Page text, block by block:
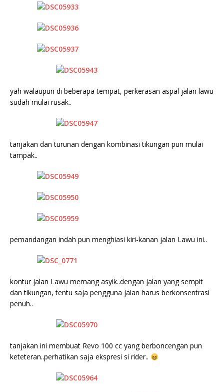
yah walaupun di beberapa tempat, perkerasan aspal jalan lawu
sudah mulai rusak..
tanjakan dan turunan dengan kombinasi tikungan pun mulai
tampak..
pemandangan indah pun menghiasi kiri-kanan jalan Lawu ini..
kontur jalan Lawu memang asyik..dengan jalan yang sempit
dan tikungan, tentu saja pengguna jalan harus berkonsentrasi
penuh..
tanjakan ini membuat Revo 100 cc yang berboncengan pun
keteteran..perhatikan saja ekspresi si rider..